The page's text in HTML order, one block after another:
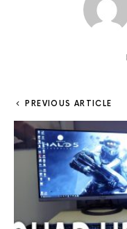
PREVIOUS ARTICLE